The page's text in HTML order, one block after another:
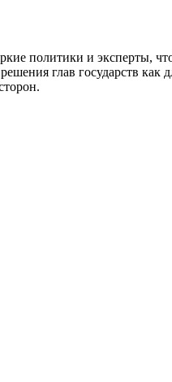
политики и эксперты,
глав государств как